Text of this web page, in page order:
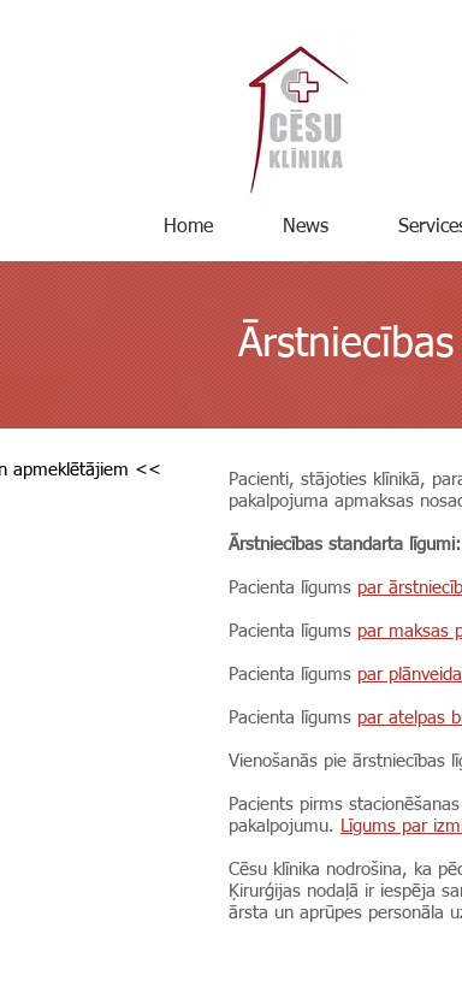
Home News
apmeklētājiem <<
Pacienti, stājoties klīnikā,
pakalpojuma apmaksas
Ārstniecības standarta līgumi:
Pacienta līgums par
Pacienta līgums par maksas
Pacienta līgums par
Pacienta līgums par atelpas
Vienošanās pie ārstniecības
Pacients pirms
pakalpojumu. Līgums par
Cēsu klīnika nodrošina, ka
Ķirurģijas nodaļā ir iespēja
ārsta un aprūpes personāla